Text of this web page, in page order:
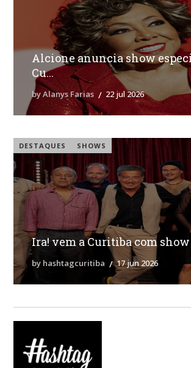
Alcione anuncia show
Cu...
by Alanys Farias 22 jul 2026
DESTAQUES SHOWS
Ira! vem a Curitiba com show
by hashtagcuritiba 17 jun 2026